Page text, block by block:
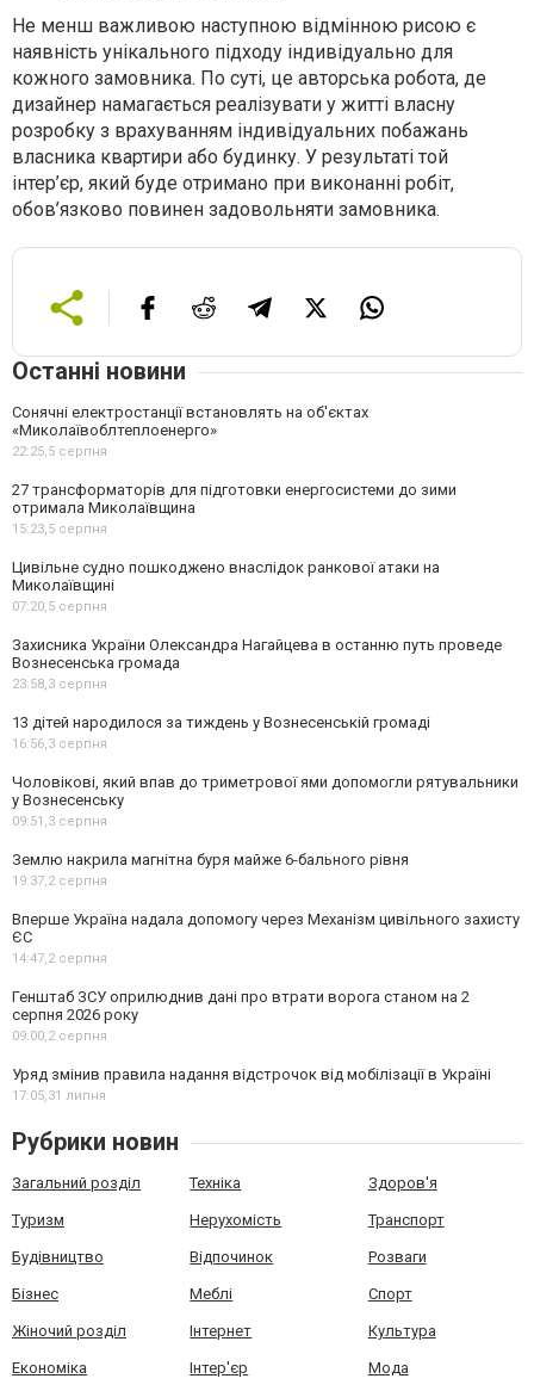
Не менш важливою наступною відмінною рисою є
наявність унікального підходу індивідуально для
кожного замовника. По суті, це авторська робота, де
дизайнер намагається реалізувати у житті власну
розробку з врахуванням індивідуальних побажань
власника квартири або будинку. У результаті той
інтер’єр, який буде отримано при виконанні робіт,
обов’язково повинен задовольняти замовника.
Останні новини
Сонячні електростанції встановлять на об'єктах
«Миколаївоблтеплоенерго»
22:25,5 серпня
27 трансформаторів для підготовки енергосистеми до зими
отримала Миколаївщина
15:23,5 серпня
Цивільне судно пошкоджено внаслідок ранкової атаки на
Миколаївщині
07:20,5 серпня
Захисника України Олександра Нагайцева в останню путь проведе
Вознесенська громада
23:58,3 серпня
13 дітей народилося за тиждень у Вознесенській громаді
16:56,3 серпня
Чоловікові, який впав до триметрової ями допомогли рятувальники
у Вознесенську
09:51,3 серпня
Землю накрила магнітна буря майже 6-бального рівня
19:37,2 серпня
Вперше Україна надала допомогу через Механізм цивільного захисту
ЄС
14:47,2 серпня
Генштаб ЗСУ оприлюднив дані про втрати ворога станом на 2
серпня 2026 року
09:00,2 серпня
Уряд змінив правила надання відстрочок від мобілізації в Україні
17:05,31 липня
Рубрики новин
Загальний розділ Техніка Здоров'я
Туризм Нерухомість Транспорт
Будівництво Відпочинок Розваги
Бізнес Меблі Спорт
Жіночий розділ Інтернет Культура
Економіка Інтер'єр Мода